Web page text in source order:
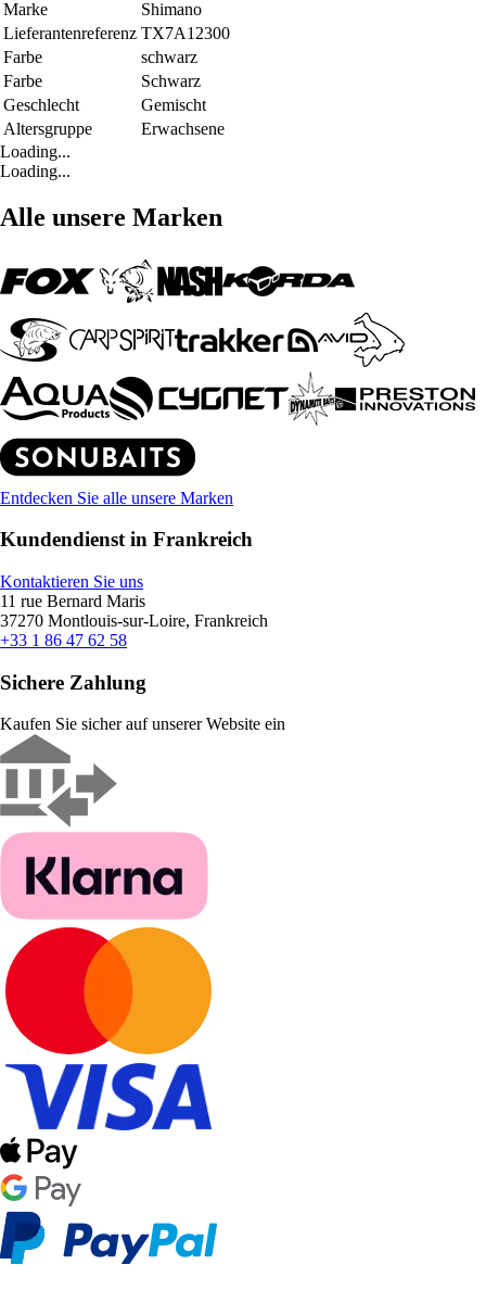
Marke
Shimano
Lieferantenreferenz TX7A12300
Farbe
schwarz
Farbe
Schwarz
Geschlecht
Gemischt
Altersgruppe
Erwachsene
Loading...
Loading...
Alle unsere Marken
Entdecken Sie alle unsere Marken
Kundendienst in Frankreich
Kontaktieren Sie uns
11 rue Bernard Maris
37270 Montlouis-sur-Loire, Frankreich
+33 1 86 47 62 58
Sichere Zahlung
Kaufen Sie sicher auf unserer Website ein